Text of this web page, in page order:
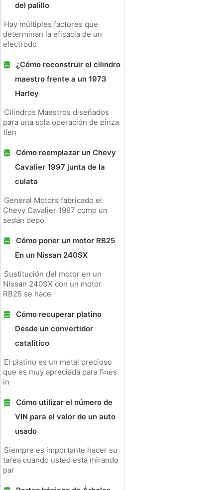
del palillo
Hay múltiples factores que
determinan la eficacia de un
electrodo
¿Cómo reconstruir el cilindro
maestro frente a un 1973
Harley
Cilindros Maestros diseñados
para una sola operación de pinza
tien
Cómo reemplazar un Chevy
Cavalier 1997 junta de la
culata
General Motors fabricado el
Chevy Cavalier 1997 como un
sedán depo
Cómo poner un motor RB25
En un Nissan 240SX
Sustitución del motor en un
Nissan 240SX con un motor
RB25 se hace
Cómo recuperar platino
Desde un convertidor
catalítico
El platino es un metal precioso
que es muy apreciada para fines
in
Cómo utilizar el número de
VIN para el valor de un auto
usado
Siempre es importante hacer su
tarea cuando usted está mirando
par